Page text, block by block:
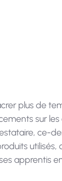
plus de
sur les
ce-